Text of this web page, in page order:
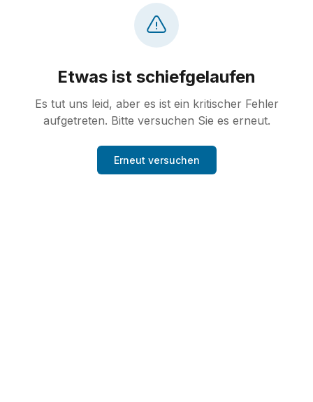
Etwas ist schiefgelaufen
Es tut uns leid, aber es ist ein kritischer Fehler
aufgetreten. Bitte versuchen Sie es erneut.
Erneut versuchen